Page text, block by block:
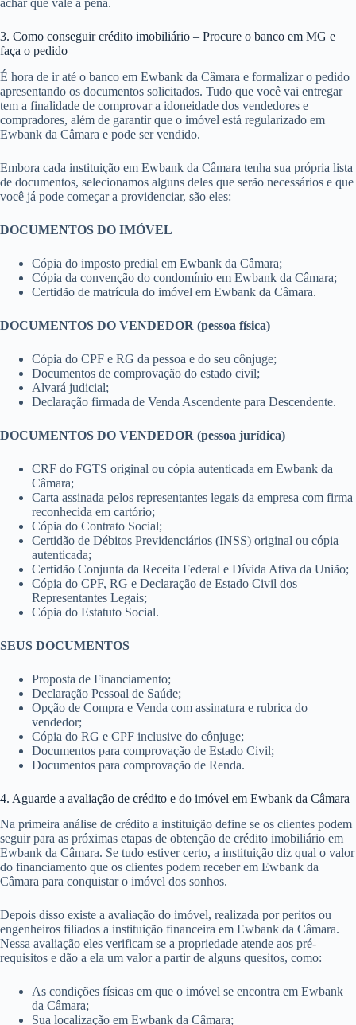
3. Como conseguir crédito imobiliário – Procure o banco em MG e
faça o pedido
É hora de ir até o banco em Ewbank da Câmara e formalizar o pedido
apresentando os documentos solicitados. Tudo que você vai entregar
tem a finalidade de comprovar a idoneidade dos vendedores e
compradores, além de garantir que o imóvel está regularizado em
Ewbank da Câmara e pode ser vendido.
Embora cada instituição em Ewbank da Câmara tenha sua própria lista
de documentos, selecionamos alguns deles que serão necessários e que
você já pode começar a providenciar, são eles:
DOCUMENTOS DO IMÓVEL
Cópia do imposto predial em Ewbank da Câmara;
Cópia da convenção do condomínio em Ewbank da Câmara;
Certidão de matrícula do imóvel em Ewbank da Câmara.
DOCUMENTOS DO VENDEDOR (pessoa física)
Cópia do CPF e RG da pessoa e do seu cônjuge;
Documentos de comprovação do estado civil;
Alvará judicial;
Declaração firmada de Venda Ascendente para Descendente.
DOCUMENTOS DO VENDEDOR (pessoa jurídica)
CRF do FGTS original ou cópia autenticada em Ewbank da
Câmara;
Carta assinada pelos representantes legais da empresa com firma
reconhecida em cartório;
Cópia do Contrato Social;
Certidão de Débitos Previdenciários (INSS) original ou cópia
autenticada;
Certidão Conjunta da Receita Federal e Dívida Ativa da União;
Cópia do CPF, RG e Declaração de Estado Civil dos
Representantes Legais;
Cópia do Estatuto Social.
SEUS DOCUMENTOS
Proposta de Financiamento;
Declaração Pessoal de Saúde;
Opção de Compra e Venda com assinatura e rubrica do
vendedor;
Cópia do RG e CPF inclusive do cônjuge;
Documentos para comprovação de Estado Civil;
Documentos para comprovação de Renda.
4. Aguarde a avaliação de crédito e do imóvel em Ewbank da Câmara
Na primeira análise de crédito a instituição define se os clientes podem
seguir para as próximas etapas de obtenção de crédito imobiliário em
Ewbank da Câmara. Se tudo estiver certo, a instituição diz qual o valor
do financiamento que os clientes podem receber em Ewbank da
Câmara para conquistar o imóvel dos sonhos.
Depois disso existe a avaliação do imóvel, realizada por peritos ou
engenheiros filiados a instituição financeira em Ewbank da Câmara.
Nessa avaliação eles verificam se a propriedade atende aos pré-
requisitos e dão a ela um valor a partir de alguns quesitos, como:
As condições físicas em que o imóvel se encontra em Ewbank
da Câmara;
Sua localização em Ewbank da Câmara;